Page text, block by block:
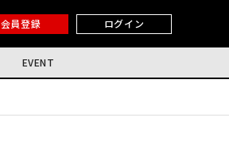
会員登録 ログイン
EVENT